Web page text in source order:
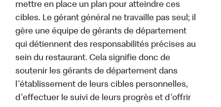
mettre en place un plan pour atteindre ces
cibles. Le gérant général ne travaille pas seul; il
gère une équipe de gérants de département
qui détiennent des responsabilités précises au
sein du restaurant. Cela signifie donc de
soutenir les gérants de département dans
l'établissement de leurs cibles personnelles,
d'effectuer le suivi de leurs progrès et d'offrir